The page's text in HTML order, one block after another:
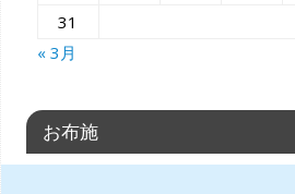
31
« 3月
お布施